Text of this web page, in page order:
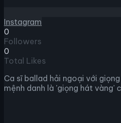
Instagram
0
Followers
0
Total Likes
Ca sĩ ballad hải ngoại với
mệnh danh là 'giọng hát vàng'